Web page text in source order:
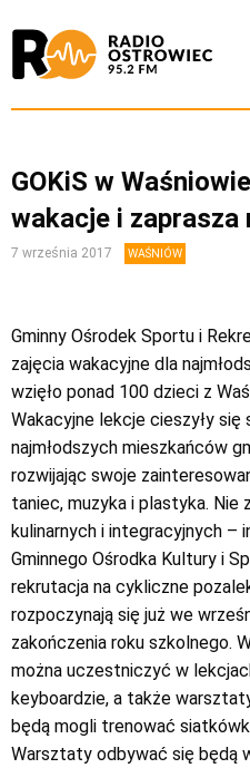
GOKiS w
wakacje i zaprasza
7 września 2017 WAŚNIÓW
Gminny Ośrodek Sportu i
zajęcia wakacyjne dla
wzięło ponad 100 dzieci z
Wakacyjne lekcje cieszyły
najmłodszych mieszkańców
rozwijając swoje
taniec, muzyka i plastyka.
kulinarnych i integracyjnych –
Gminnego Ośrodka Kultury i
rekrutacja na cykliczne
rozpoczynają się już we
zakończenia roku szkolnego.
można uczestniczyć w
keyboardzie, a także
będą mogli trenować
Warsztaty odbywać się będą